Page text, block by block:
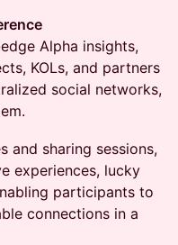
Alpha insights,
KOLs, and partners
social networks,
and sharing sessions,
experiences, lucky
participants to
connections in a